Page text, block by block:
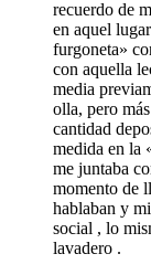
recuerdo de
en aquel
furgoneta»
con aquella
media
olla, pero
cantidad
medida en la
me juntaba
momento de
hablaban y
social , lo
lavadero .